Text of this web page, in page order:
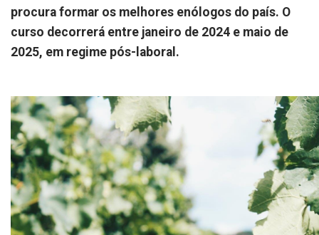
procura formar os melhores enólogos do país. O
curso decorrerá entre janeiro de 2024 e maio de
2025, em regime pós-laboral.